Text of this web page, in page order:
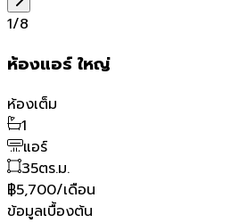
1/8
ห้องแอร์ ใหญ่
ห้องเต็ม
1
แอร์
35ตร.ม.
฿5,700/เดือน
ข้อมูลเบื้องต้น